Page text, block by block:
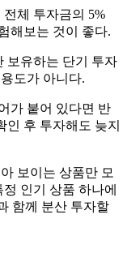
체 투자금의 5%
해보는 것이 좋다.
보유하는 단기 투자
도가 아니다.
가 붙어 있다면 반
후 투자해도 늦지
보이는 상품만 모
인기 상품 하나에
함께 분산 투자할